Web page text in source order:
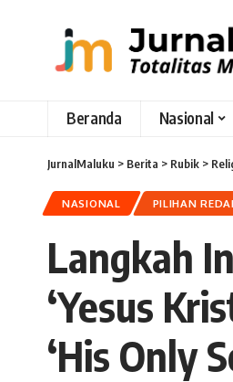
Beranda Nasional
JurnalMaluku > Berita > Rubik >
NASIONAL PILIHAN
Langkah
‘Yesus
‘His Only